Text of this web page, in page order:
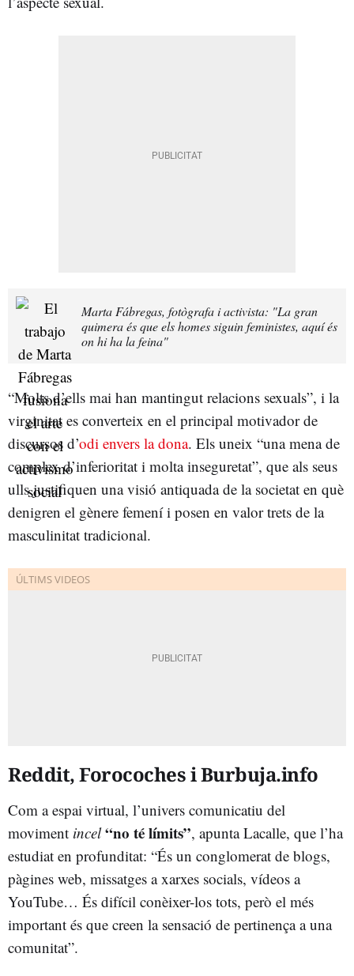
Marta Fábregas, fotògrafa i activista: "La gran
quimera és que els homes siguin feministes, aquí és
on hi ha la feina"
“Molts d’ells mai han mantingut relacions sexuals”, i la
virginitat es converteix en el principal motivador de
discursos d’odi envers la dona. Els uneix “una mena de
complex d’inferioritat i molta inseguretat”, que als seus
ulls justifiquen una visió antiquada de la societat en què
denigren el gènere femení i posen en valor trets de la
masculinitat tradicional.
Reddit, Forocoches i Burbuja.info
Com a espai virtual, l’univers comunicatiu del
moviment incel “no té límits”, apunta Lacalle, que l’ha
estudiat en profunditat: “És un conglomerat de blogs,
pàgines web, missatges a xarxes socials, vídeos a
YouTube… És difícil conèixer-los tots, però el més
important és que creen la sensació de pertinença a una
comunitat”.